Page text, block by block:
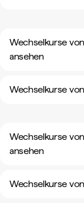
Wechselkurse
ansehen
Wechselkurse
Wechselkurse
ansehen
Wechselkurse